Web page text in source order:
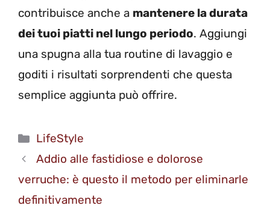
contribuisce anche a mantenere la durata
dei tuoi piatti nel lungo periodo. Aggiungi
una spugna alla tua routine di lavaggio e
goditi i risultati sorprendenti che questa
semplice aggiunta può offrire.
Categorie
LifeStyle
Addio alle fastidiose e dolorose
verruche: è questo il metodo per eliminarle
definitivamente